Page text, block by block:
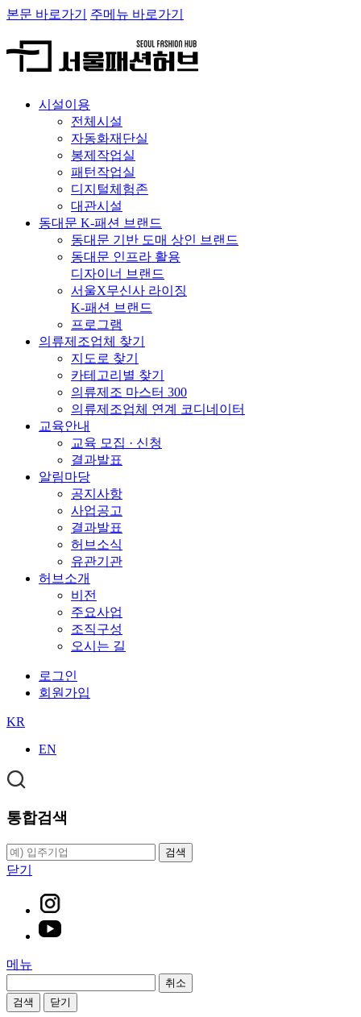
본문 바로가기 주메뉴 바로가기
시설이용
전체시설
자동화재단실
봉제작업실
패턴작업실
디지털체험존
대관시설
동대문 K-패션 브랜드
동대문 기반 도매 상인 브랜드
동대문 인프라 활용
디자이너 브랜드
서울X무신사 라이징
K-패션 브랜드
프로그램
의류제조업체 찾기
지도로 찾기
카테고리별 찾기
의류제조 마스터 300
의류제조업체 연계 코디네이터
교육안내
교육 모집 · 신청
결과발표
알림마당
공지사항
사업공고
결과발표
허브소식
유관기관
허브소개
비전
주요사업
조직구성
오시는 길
로그인
회원가입
KR
EN
통합검색
검색
닫기
메뉴
취소
검색
닫기